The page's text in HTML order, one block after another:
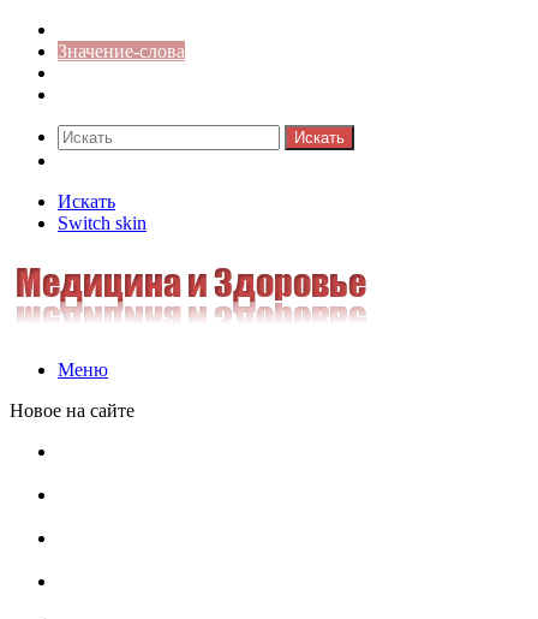
Значение-слова
Искать
Искать
Switch skin
Меню
Новое на сайте